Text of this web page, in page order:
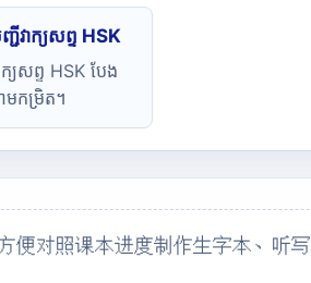
ជីវាក្យសព្ទ HSK
ក្យសព្ទ HSK បែង
មកម្រិត។
便对照课本进度制作生字本、听写